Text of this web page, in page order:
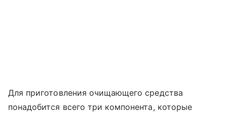
Для приготовления очищающего средства
понадобится всего три компонента, которые